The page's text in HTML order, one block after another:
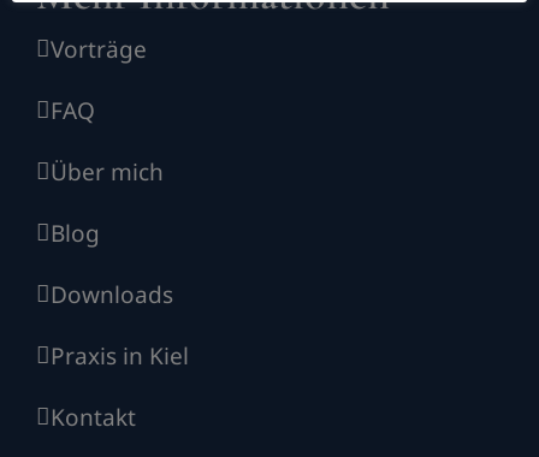
Vorträge
FAQ
Über mich
Blog
Downloads
Praxis in Kiel
Kontakt